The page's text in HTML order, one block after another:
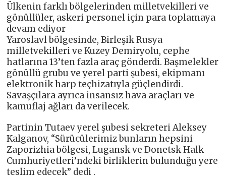
Ülkenin farklı bölgelerinden milletvekilleri ve
gönüllüler, askeri personel için para toplamaya
devam ediyor
Yaroslavl bölgesinde, Birleşik Rusya
milletvekilleri ve Kuzey Demiryolu, cephe
hatlarına 13’ten fazla araç gönderdi. Başmelekler
gönüllü grubu ve yerel parti şubesi, ekipmanı
elektronik harp teçhizatıyla güçlendirdi.
Savaşçılara ayrıca insansız hava araçları ve
kamuflaj ağları da verilecek.
Partinin Tutaev yerel şubesi sekreteri Aleksey
Kalganov, “Sürücülerimiz bunların hepsini
Zaporizhia bölgesi, Lugansk ve Donetsk Halk
Cumhuriyetleri’ndeki birliklerin bulunduğu yere
teslim edecek” dedi .